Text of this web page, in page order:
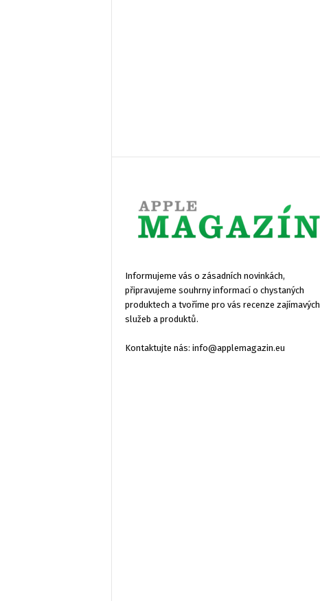
Informujeme vás o zásadních novinkách,
připravujeme souhrny informací o chystaných
produktech a tvoříme pro vás recenze zajímavých
služeb a produktů.
Kontaktujte nás: info@applemagazin.eu